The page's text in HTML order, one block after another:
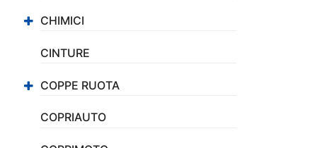
CHIMICI
CINTURE
COPPE RUOTA
COPRIAUTO